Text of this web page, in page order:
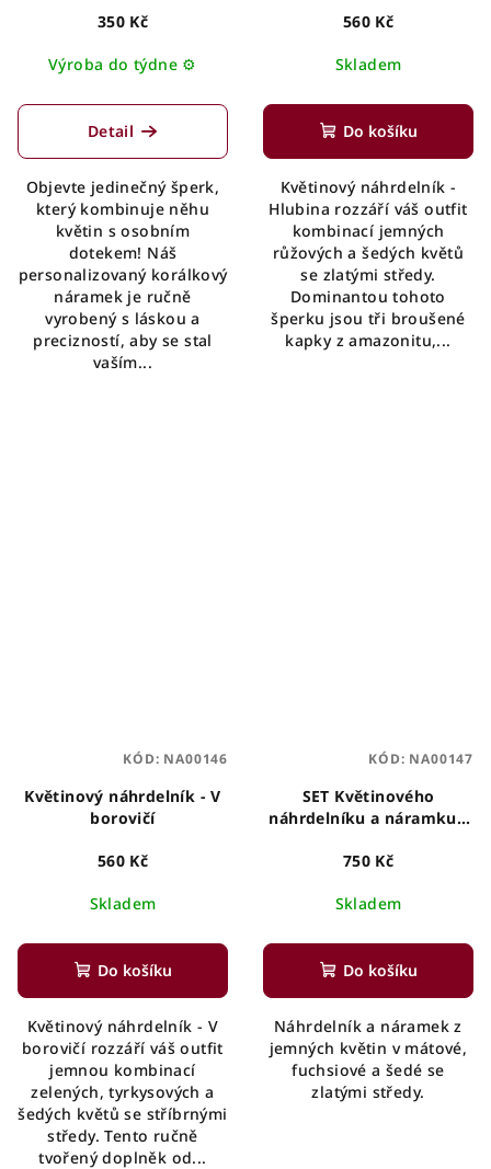
350 Kč
Výroba do týdne ⚙️
Detail
Objevte jedinečný šperk,
který kombinuje něhu
květin s osobním
dotekem! Náš
personalizovaný korálkový
náramek je ručně
vyrobený s láskou a
precizností, aby se stal
vaším...
560 Kč
Skladem
Do košíku
Květinový náhrdelník -
Hlubina rozzáří váš outfit
kombinací jemných
růžových a šedých květů
se zlatými středy.
Dominantou tohoto
šperku jsou tři broušené
kapky z amazonitu,...
Květinový náhrdelník - V
borovičí
560 Kč
Skladem
Do košíku
Květinový náhrdelník - V
borovičí rozzáří váš outfit
jemnou kombinací
zelených, tyrkysových a
šedých květů se stříbrnými
středy. Tento ručně
tvořený doplněk od...
KÓD: NA00146
SET Květinového
náhrdelníku a náramku -
750 Kč
Skladem
Do košíku
Náhrdelník a náramek z
jemných květin v mátové,
fuchsiové a šedé se
zlatými středy.
KÓD: NA00147